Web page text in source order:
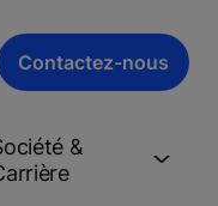
Contactez-nous
&